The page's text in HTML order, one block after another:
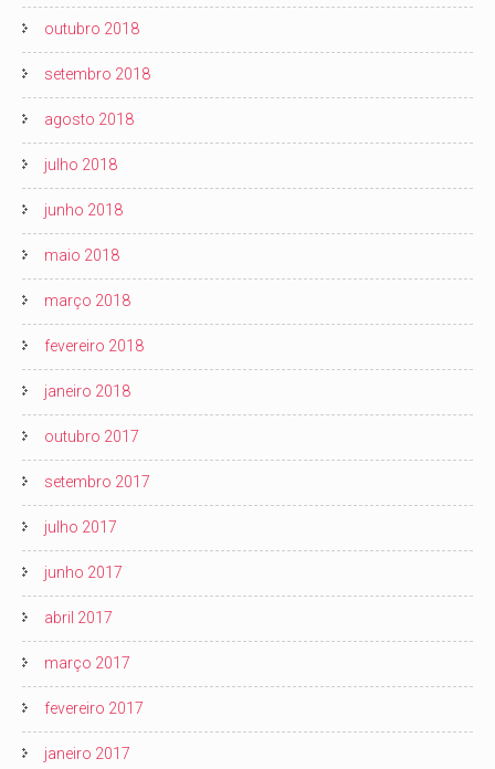
outubro 2018
setembro 2018
agosto 2018
julho 2018
junho 2018
maio 2018
março 2018
fevereiro 2018
janeiro 2018
outubro 2017
setembro 2017
julho 2017
junho 2017
abril 2017
março 2017
fevereiro 2017
janeiro 2017